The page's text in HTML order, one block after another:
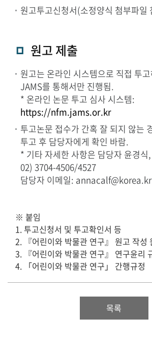
원고투고신청서(소정양식 첨부파일
원고 제출
원고는 온라인 시스템으로 직접 투
JAMS를 통해서만 진행됨.
* 온라인 논문 투고 심사 시스템:
https://nfm.jams.or.kr
투고논문 접수가 간혹 잘 되지 않는
투고 후 담당자에게 확인 바람.
* 기타 자세한 사항은 담당자 윤경식
02) 3704-4506/4527
담당자 이메일: annacalf@korea.kr
※ 붙임
1. 투고신청서 및 투고확인서 등
2. 『어린이와 박물관 연구』 원고 작성
3. 『어린이와 박물관 연구』 연구윤리
4. 「어린이와 박물관 연구」 간행규정
목록